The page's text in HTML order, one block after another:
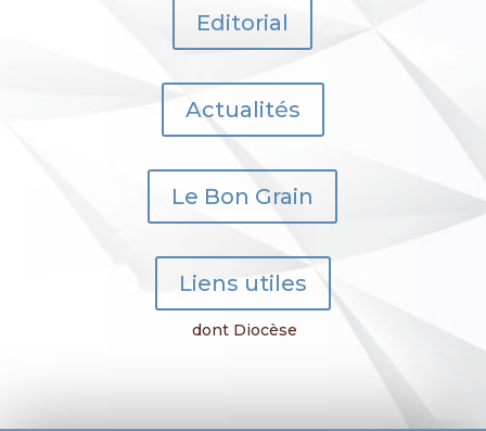
Editorial
Actualités
Le Bon Grain
Liens utiles
dont Diocèse